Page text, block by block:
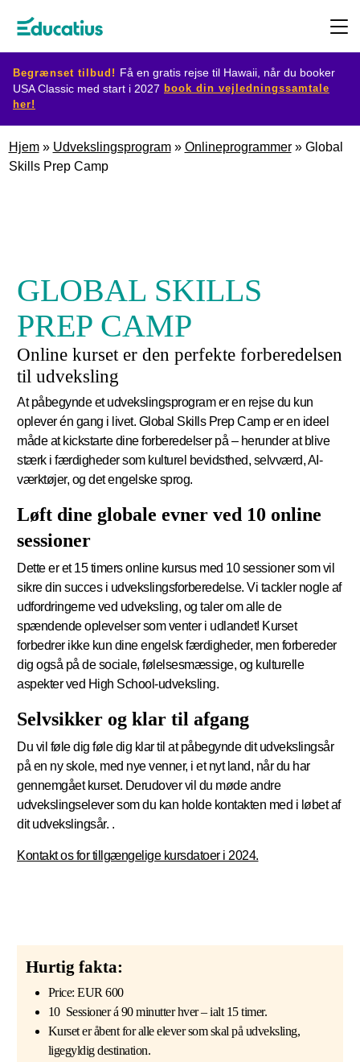
Begrænset tilbud! Få en gratis rejse til Hawaii, når du booker
USA Classic med start i 2027 book din vejledningssamtale
her!
Udvekslingsprogram
udveksling
Bliv
værtsfamilie
Hjem» Udvekslingsprogram» Onlineprogrammer» Global
Skills Prep Camp
GLOBAL SKILLS
PREP CAMP
Online kurset er den perfekte forberedelsen
til udveksling
At påbegynde et udvekslingsprogram er en rejse du kun
oplever én gang i livet. Global Skills Prep Camp er en ideel
måde at kickstarte dine forberedelser på – herunder at blive
stærk i færdigheder som kulturel bevidsthed, selvværd, AI-
værktøjer, og det engelske sprog.
Løft dine globale evner ved 10 online
sessioner
Dette er et 15 timers online kursus med 10 sessioner som vil
sikre din succes i udvekslingsforberedelse. Vi tackler nogle af
udfordringerne ved udveksling, og taler om alle de
spændende oplevelser som venter i udlandet! Kurset
forbedrer ikke kun dine engelsk færdigheder, men forbereder
dig også på de sociale, følelsesmæssige, og kulturelle
aspekter ved High School-udveksling.
Selvsikker og klar til afgang
Du vil føle dig føle dig klar til at påbegynde dit udvekslingsår
på en ny skole, med nye venner, i et nyt land, når du har
gennemgået kurset. Derudover vil du møde andre
udvekslingselever som du kan holde kontakten med i løbet af
dit udvekslingsår. .
Kontakt os for tillgængelige kursdatoer i 2024.
Hurtig fakta:
Price: EUR 600
10 Sessioner á 90 minutter hver – ialt 15 timer.
Kurset er åbent for alle elever som skal på udveksling,
ligegyldig destination.